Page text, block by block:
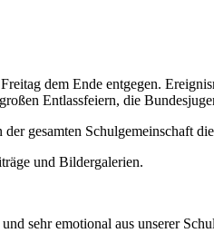
dem Ende entgegen.
Entlassfeiern, die
gesamten Schulgemeinschaft
und Bildergalerien.
sehr emotional aus unserer